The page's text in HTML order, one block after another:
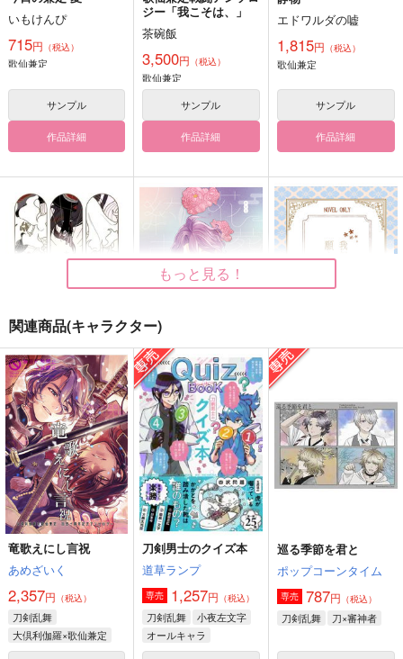
いもけんぴ
715円 （税込）
歌仙兼定
サンプル
作品詳細
ジー「我こそは、」
茶碗飯
3,500円 （税込）
歌仙兼定
サンプル
作品詳細
エドワルダの嘘
1,815円 （税込）
歌仙兼定
サンプル
作品詳細
エドワルダの嘘再録集
エドワルダの嘘
5,280円（税込）
和泉守兼定×歌仙兼定
サンプル
作品詳細
花葬の約束
おむすびおいしい
1,572円（税込）
歌仙兼定
サンプル
作品詳細
我侭一つ願うなら
白霜亭
472円（税込）
燭台切光忠×歌仙兼定
サンプル
もっと見る！
関連商品(キャラクター)
竜歌えにし言祝
あめざいく
2,357円 （税込）
刀剣乱舞
大倶利伽羅×歌仙兼定
刀剣男士のクイズ本
道草ランプ
専売 1,257円 （税込）
刀剣乱舞
小夜左文字
オールキャラ
巡る季節を君と
ポップコーンタイム
専売 787円 （税込）
刀剣乱舞 刀×審神者